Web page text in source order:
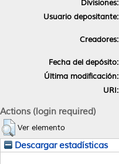
Divisiones:
Usuario depositante:
Creadores:
Fecha del depósito:
Última modificación:
URI:
Actions (login required)
Ver elemento
Descargar estadísticas